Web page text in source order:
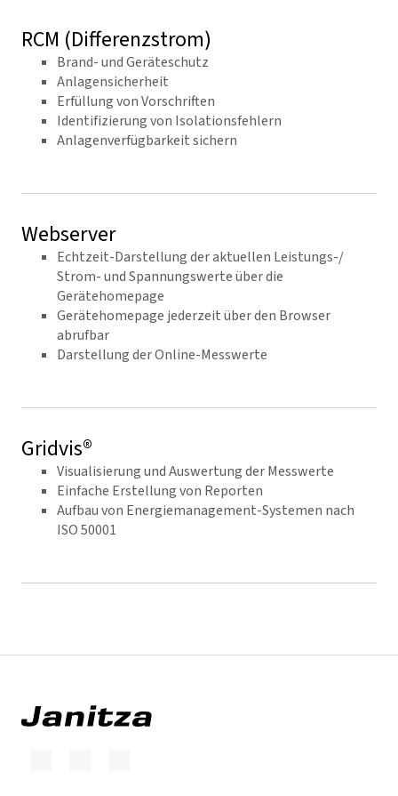
RCM (Differenzstrom)
Brand- und Geräteschutz
Anlagensicherheit
Erfüllung von Vorschriften
Identifizierung von Isolationsfehlern
Anlagenverfügbarkeit sichern
Webserver
Echtzeit-Darstellung der aktuellen Leistungs-/
Strom- und Spannungswerte über die
Gerätehomepage
Gerätehomepage jederzeit über den Browser
abrufbar
Darstellung der Online-Messwerte
Gridvis®
Visualisierung und Auswertung der Messwerte
Einfache Erstellung von Reporten
Aufbau von Energiemanagement-Systemen nach
ISO 50001